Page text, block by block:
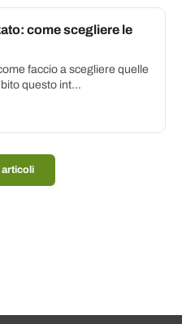
come scegliere le
faccio a scegliere quelle
questo int...
articoli